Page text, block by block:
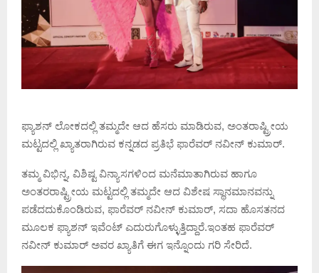
ಫ್ಯಾಶನ್ ಲೋಕದಲ್ಲಿ ತಮ್ಮದೇ ಆದ ಹೆಸರು ಮಾಡಿರುವ, ಅಂತರಾಷ್ಟ್ರೀಯ
ಮಟ್ಟದಲ್ಲಿ ಖ್ಯಾತರಾಗಿರುವ ಕನ್ನಡದ ಪ್ರತಿಭೆ ಫಾರೆವರ್ ನವೀನ್ ಕುಮಾರ್.
ತಮ್ಮ ವಿಭಿನ್ನ, ವಿಶಿಷ್ಟ ವಿನ್ಯಾಸಗಳಿಂದ ಮನೆಮಾತಾಗಿರುವ ಹಾಗೂ
ಅಂತರರಾಷ್ಟ್ರೀಯ ಮಟ್ಟದಲ್ಲಿ ತಮ್ಮದೇ ಆದ ವಿಶೇಷ ಸ್ಥಾನಮಾನವನ್ನು
ಪಡೆದದುಕೊಂಡಿರುವ, ಫಾರೆವರ್ ನವೀನ್ ಕುಮಾರ್, ಸದಾ ಹೊಸತನದ
ಮೂಲಕ ಫ್ಯಾಶನ್ ಇವೆಂಟ್ ಎದುರುಗೊಳ್ಳುತ್ತಿದ್ದಾರೆ.ಇಂತಹ ಫಾರೆವರ್
ನವೀನ್ ಕುಮಾರ್ ಅವರ ಖ್ಯಾತಿಗೆ ಈಗ ಇನ್ನೊಂದು ಗರಿ ಸೇರಿದೆ.